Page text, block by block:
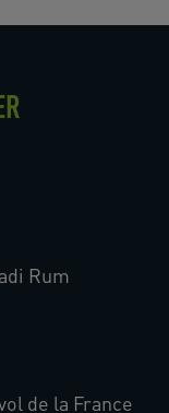
Rum
de la France